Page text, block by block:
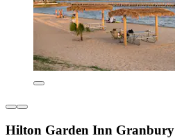
Hilton Garden Inn Granbury